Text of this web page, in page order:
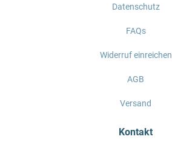
Datenschutz
FAQs
Widerruf einreichen
AGB
Versand
Kontakt